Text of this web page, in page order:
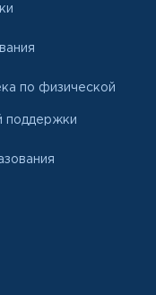
по физической
поддержки